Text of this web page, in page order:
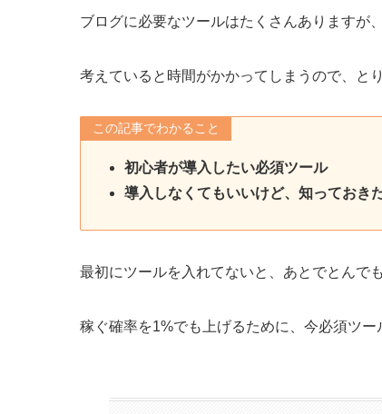
ブログに必要なツールはたくさんありますが
考えていると時間がかかってしまうので、と
この記事でわかること
初心者が導入したい必須ツール
導入しなくてもいいけど、知っておき
最初にツールを入れてないと、あとでとんで
稼ぐ確率を1%でも上げるために、今必須ツー